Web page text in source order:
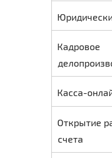
Кадровое
Касса-
Открытие
счета